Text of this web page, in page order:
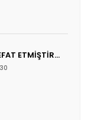
ETMİŞTİR...